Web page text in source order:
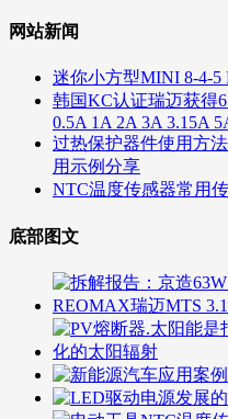
网站新闻
迷你小方型MINI 8-4-
韩国KC认证瑞迈获得
0.5A 1A 2A 3A 3.15A
过热保护器件使用方
用示例分享
NTC温度传感器常用
底部图文